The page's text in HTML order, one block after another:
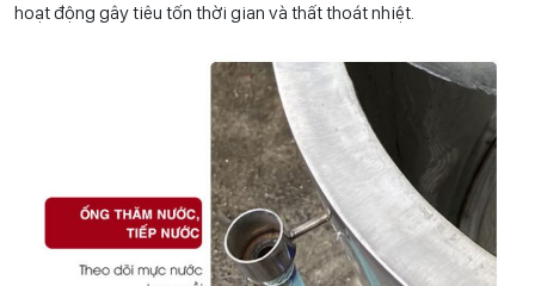
hoạt động gây tiêu tốn thời gian và thất thoát nhiệt.